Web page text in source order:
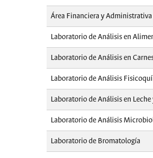
Área Financiera y Administrativa
Laboratorio de Análisis en
Laboratorio de Análisis en
Laboratorio de Análisis
Laboratorio de Análisis en
Laboratorio de Análisis
Laboratorio de Bromatología